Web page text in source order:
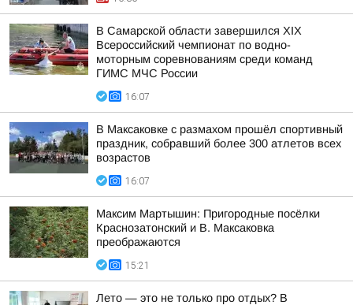
В Самарской области завершился XIХ
Всероссийский чемпионат по водно-
моторным соревнованиям среди команд
ГИМС МЧС России
16:07
В Максаковке с размахом прошёл спортивный
праздник, собравший более 300 атлетов всех
возрастов
16:07
Максим Мартышин: Пригородные посёлки
Краснозатонский и В. Максаковка
преображаются
15:21
Лето — это не только про отдых? В